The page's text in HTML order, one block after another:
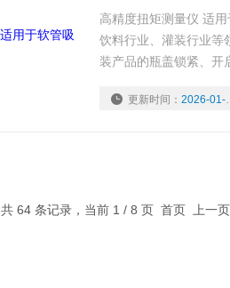
高精度扭矩测量仪 适
饮料行业、灌装行业等
装产品的瓶盖锁紧、开
重点控制的工艺参数之
更新时间：2026-01-04
共 64 条记录，当前 1 / 8 页 首页 上一页